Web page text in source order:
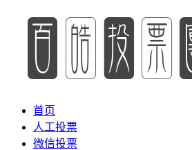
首页
人工投票
微信投票